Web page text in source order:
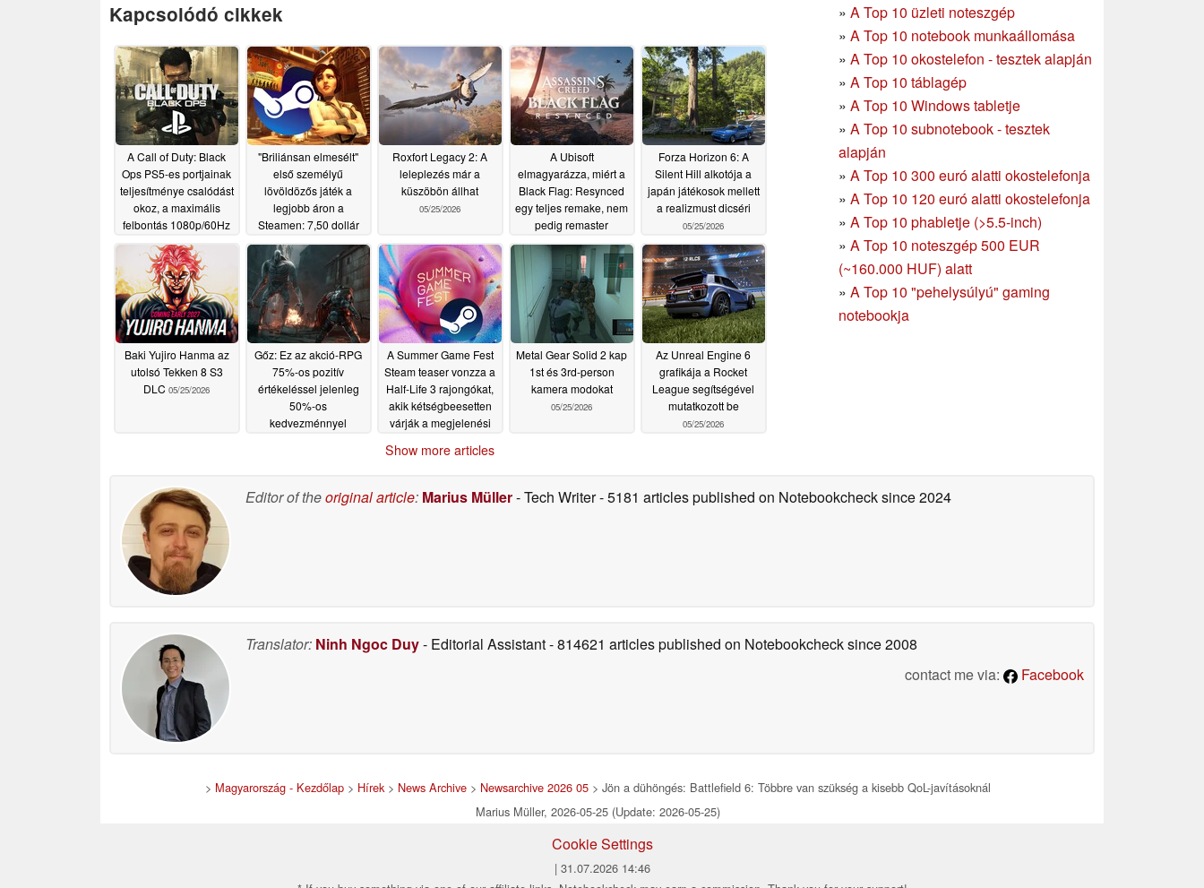
» A Top 10 üzleti noteszgép
» A Top 10 notebook munkaállomása
» A Top 10 okostelefon - tesztek alapján
» A Top 10 táblagép
» A Top 10 Windows tabletje
» A Top 10 subnotebook - tesztek
alapján
» A Top 10 300 euró alatti okostelefonja
» A Top 10 120 euró alatti okostelefonja
» A Top 10 phabletje (>5.5-inch)
» A Top 10 noteszgép 500 EUR
(~160.000 HUF) alatt
» A Top 10 "pehelysúlyú" gaming
notebookja
Kapcsolódó cikkek
A Call of Duty: Black
Ops PS5-es portjainak
teljesítménye csalódást
okoz, a maximális
felbontás 1080p/60Hz
07/11/2026
"Briliánsan elmesélt"
első személyű
lövöldözős játék a
legjobb áron a
Steamen: 7,50 dollár
helyett 30 dollárért
05/25/2026
Roxfort Legacy 2: A
leleplezés már a
küszöbön állhat
05/25/2026
A Ubisoft
elmagyarázza, miért a
Black Flag: Resynced
egy teljes remake, nem
pedig remaster
05/25/2026
Forza Horizon 6: A
Silent Hill alkotója a
japán játékosok mellett
a realizmust dicséri
05/25/2026
Baki Yujiro Hanma az
utolsó Tekken 8 S3
DLC 05/25/2026
Gőz: Ez az akció-RPG
75%-os pozitív
értékeléssel jelenleg
50%-os
kedvezménnyel
A Summer Game Fest
Steam teaser vonzza a
Half-Life 3 rajongókat,
akik kétségbeesetten
várják a megjelenési
Metal Gear Solid 2 kap
1st és 3rd-person
kamera modokat
05/25/2026
Az Unreal Engine 6
grafikája a Rocket
League segítségével
mutatkozott be
05/25/2026
Show more articles
Editor of theoriginal article: Marius Müller- Tech Writer- 5181 articles published on Notebookchecksince 2024
Translator: Ninh Ngoc Duy- Editorial Assistant- 814621 articles published on Notebookchecksince 2008
contact me via:
Facebook
> Magyarország - Kezdőlap> Hírek> News Archive> Newsarchive 2026 05> Jön a dühöngés: Battlefield 6: Többre van szükség a kisebb QoL-javításoknál
Marius Müller, 2026-05-25 (Update: 2026-05-25)
Cookie Settings
| 31.07.2026 14:46